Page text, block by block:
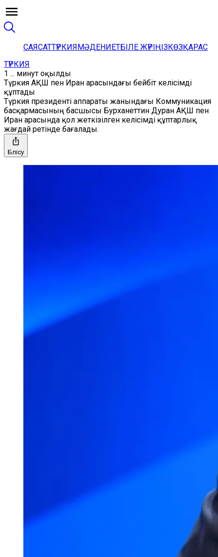
САЯСАТТҮРКИЯМӘДЕНИЕТБІЛЕ ЖҮРІҢІЗКӨЗҚАРАС
ТҮРКИЯ
1 ... минут оқылды
Түркия АҚШ пен Иран арасындағы бейбіт келісімді
құптады
Түркия президенті аппараты жанындағы Коммуникация
басқармасының басшысы Бурханеттин Дуран АҚШ пен
Иран арасында қол жеткізілген келісімді құптарлық
жағдай ретінде бағалады.
Бөлісу